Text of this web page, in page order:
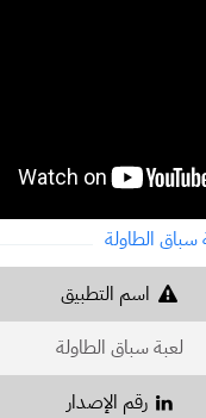
سباق الطاولة
اسم التطبيق
لعبة سباق الطاولة
رقم الإصدار